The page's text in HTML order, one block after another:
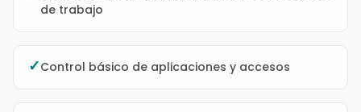
de trabajo
✓Control básico de aplicaciones y accesos